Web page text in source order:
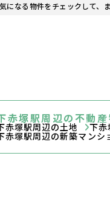
気になる物件をチェックして、
赤塚駅周辺の不動
赤塚駅周辺の土地 下赤
赤塚駅周辺の新築マンシ